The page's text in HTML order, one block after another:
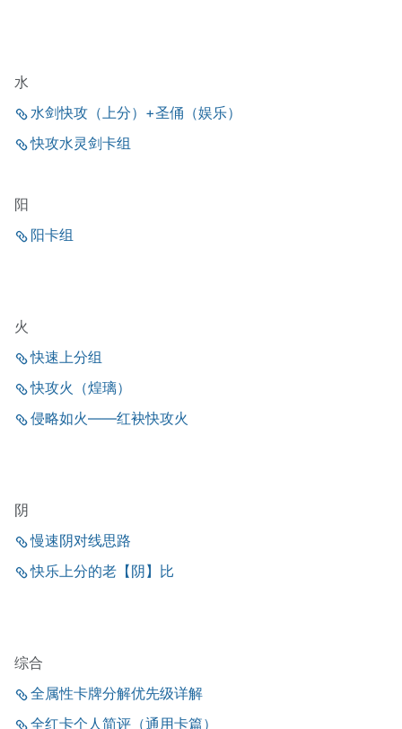
水
水剑快攻（上分）+圣俑（娱乐）
快攻水灵剑卡组
阳
阳卡组
火
快速上分组
快攻火（煌璃）
侵略如火——红袂快攻火
阴
慢速阴对线思路
快乐上分的老【阴】比
综合
全属性卡牌分解优先级详解
全红卡个人简评（通用卡篇）